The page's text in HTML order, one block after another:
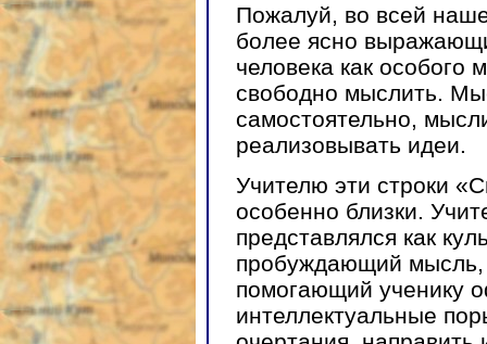
Пожалуй, во всей
более ясно
человека как
свободно мыслить.
самостоятельно,
реализовывать идеи.
Учителю эти строки
особенно близки.
представлялся как
пробуждающий
помогающий ученику
интеллектуальные